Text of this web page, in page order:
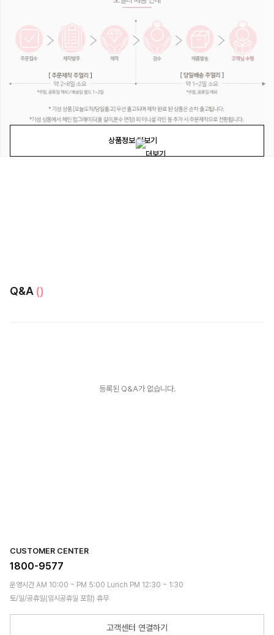
상품정보 더보기
Q&A ()
등록된 Q&A가 없습니다.
CUSTOMER CENTER
1800-9577
운영시간 AM 10:00 ~ PM 5:00 Lunch PM 12:30 ~ 1:30
토/일/공휴일(임시공휴일 포함) 휴무
고객센터 연결하기